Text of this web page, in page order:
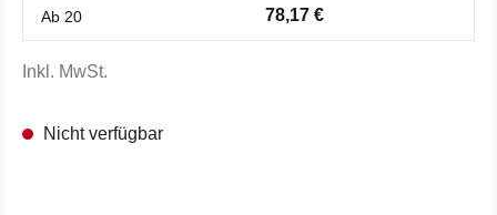
Ab 20 78,17 €
Inkl. MwSt.
Nicht verfügbar